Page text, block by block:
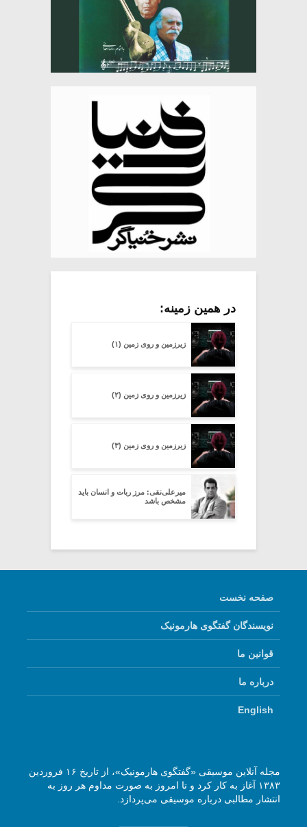
در همین زمینه:
زیرزمین و روی زمین (۱)
زیرزمین و روی زمین (۲)
زیرزمین و روی زمین (۳)
میرعلی‌نقی: مرز ربات و انسان باید
مشخص باشد
صفحه نخست
نویسندگان گفتگوی هارمونیک
قوانین ما
درباره ما
English
مجله آنلاین موسیقی «گفتگوی هارمونیک»، از تاریخ ۱۶ فروردین
۱۳۸۳ آغاز به کار کرد و تا امروز به صورت مداوم هر روز به
انتشار مطالبی درباره موسیقی می‌پردازد.